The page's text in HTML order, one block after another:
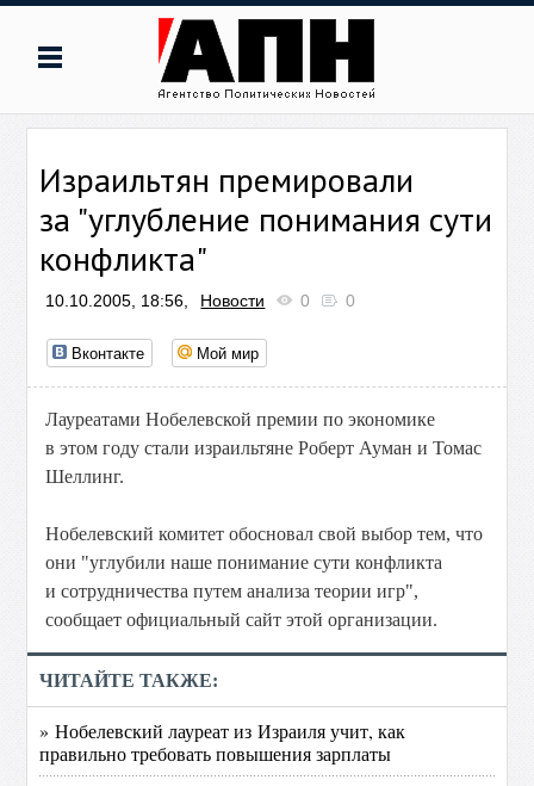
Израильтян премировали
за "углубление понимания сути
конфликта"
10.10.2005, 18:56, Новости 0 0
Вконтакте Мой мир
Лауреатами Нобелевской премии по экономике
в этом году стали израильтяне Роберт Ауман и Томас
Шеллинг.
Нобелевский комитет обосновал свой выбор тем, что
они "углубили наше понимание сути конфликта
и сотрудничества путем анализа теории игр",
сообщает официальный сайт этой организации.
ЧИТАЙТЕ ТАКЖЕ:
» Нобелевский лауреат из Израиля учит, как
правильно требовать повышения зарплаты